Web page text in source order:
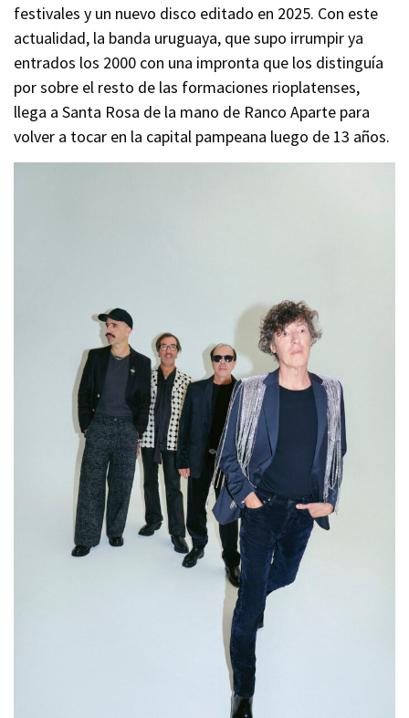
festivales y un nuevo disco editado en 2025. Con este
actualidad, la banda uruguaya, que supo irrumpir ya
entrados los 2000 con una impronta que los distinguía
por sobre el resto de las formaciones rioplatenses,
llega a Santa Rosa de la mano de Ranco Aparte para
volver a tocar en la capital pampeana luego de 13 años.